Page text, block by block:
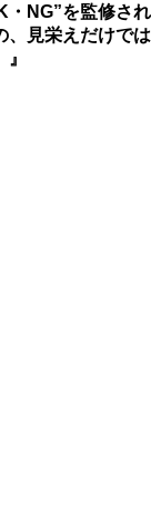
・NG”を監修され
、見栄えだけでは